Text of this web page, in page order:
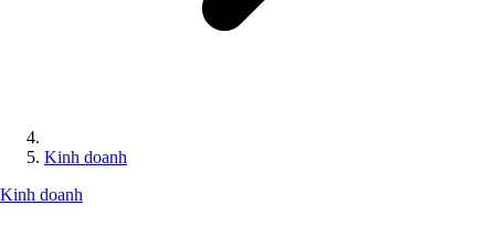
Kinh doanh
Kinh doanh